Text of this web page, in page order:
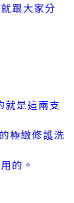
跟大家分
是這兩支
極緻修護洗
的。